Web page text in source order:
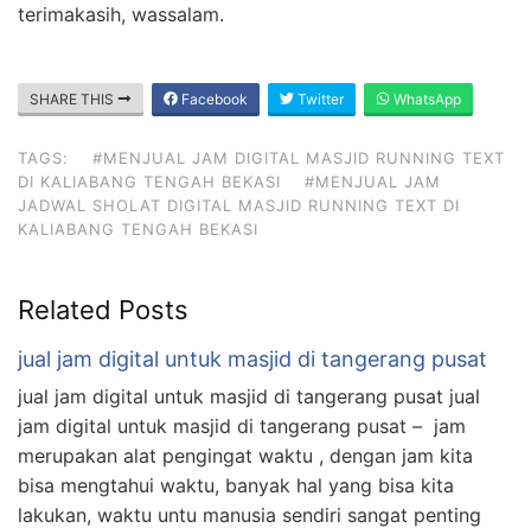
terimakasih, wassalam.
SHARE THIS Facebook Twitter WhatsApp
TAGS:
#MENJUAL JAM DIGITAL MASJID RUNNING TEXT
DI KALIABANG TENGAH BEKASI
#MENJUAL JAM
JADWAL SHOLAT DIGITAL MASJID RUNNING TEXT DI
KALIABANG TENGAH BEKASI
Related Posts
jual jam digital untuk masjid di tangerang pusat
jual jam digital untuk masjid di tangerang pusat jual
jam digital untuk masjid di tangerang pusat – jam
merupakan alat pengingat waktu , dengan jam kita
bisa mengtahui waktu, banyak hal yang bisa kita
lakukan, waktu untu manusia sendiri sangat penting